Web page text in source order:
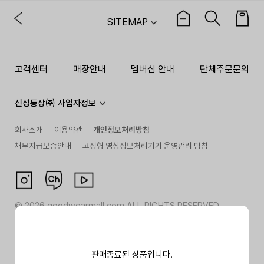
판매종료된 상품입니다.
SITEMAP
고객센터 매장안내 멤버십 안내 단체주문문의
신성통상㈜ 사업자정보
회사소개 이용약관
개인정보처리방침
채무지급보증안내
고정형 영상정보처리기기 운영관리 방침
©2026goodwearmall.com ALL RIGHTS RESERVED